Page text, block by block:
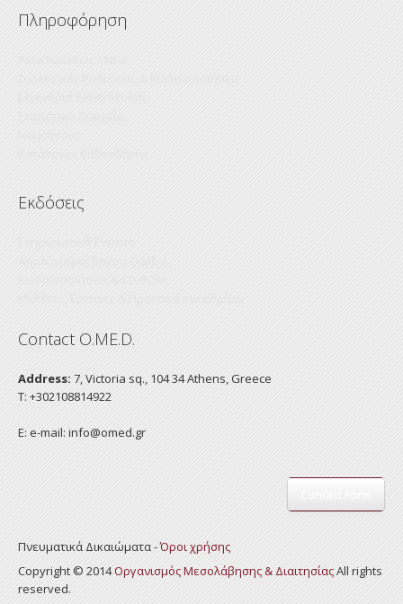
Πληροφόρηση
Εκδόσεις
Contact O.ME.D.
Address: 7, Victoria sq., 104 34 Athens, Greece
Τ: +302108814922
E: e-mail: info@omed.gr
Πνευματικά Δικαιώματα -Όροι χρήσης
Copyright © 2014Οργανισμός Μεσολάβησης & ΔιαιτησίαςAll rights
reserved.